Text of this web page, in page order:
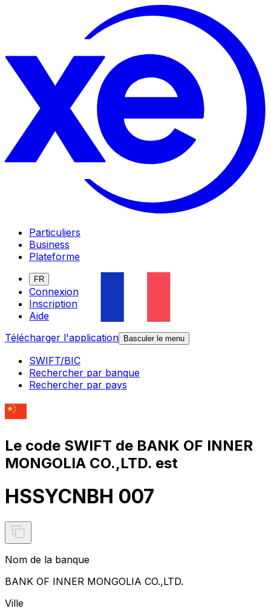
Particuliers
Business
Plateforme
FR
Connexion
Inscription
Aide
Télécharger l'application
Basculer le menu
SWIFT/BIC
Rechercher par banque
Rechercher par pays
Le code SWIFT de BANK OF INNER
MONGOLIA CO.,LTD. est
HSSYCNBH 007
Nom de la banque
BANK OF INNER MONGOLIA CO.,LTD.
Ville